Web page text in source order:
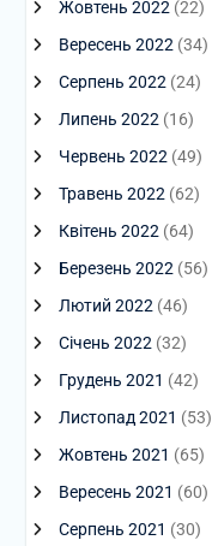
Жовтень 2022 (22)
Вересень 2022 (34)
Серпень 2022 (24)
Липень 2022 (16)
Червень 2022 (49)
Травень 2022 (62)
Квітень 2022 (64)
Березень 2022 (56)
Лютий 2022 (46)
Січень 2022 (32)
Грудень 2021 (42)
Листопад 2021 (53)
Жовтень 2021 (65)
Вересень 2021 (60)
Серпень 2021 (30)